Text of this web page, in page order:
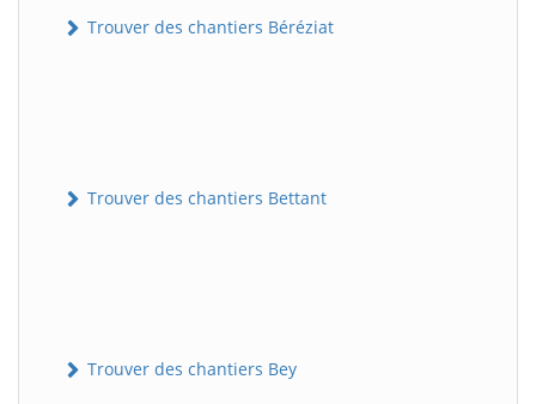
Trouver des chantiers Béréziat
Trouver des chantiers Bettant
Trouver des chantiers Bey